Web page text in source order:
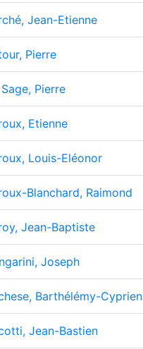
Jean-Etienne
Pierre
Pierre
Etienne
Louis-Eléonor
Blanchard, Raimond
Jean-Baptiste
Joseph
Barthélémy-Cyprien
Jean-Bastien